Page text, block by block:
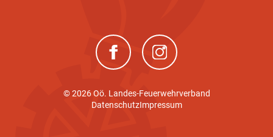
(neues Fenster)(neues Fenster)
© 2026 Oö. Landes-Feuerwehrverband
DatenschutzImpressum